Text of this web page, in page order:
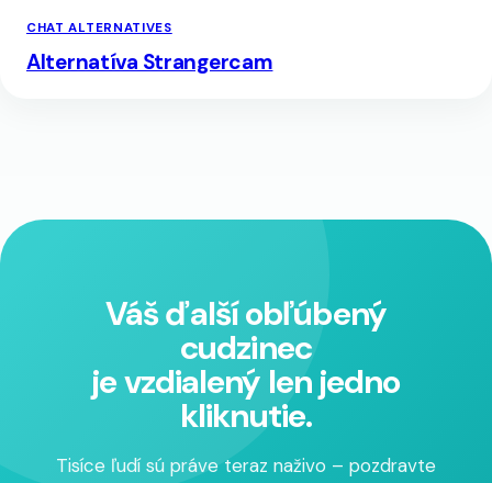
CHAT ALTERNATIVES
Alternatíva Strangercam
Váš ďalší obľúbený
cudzinec
je vzdialený len jedno
kliknutie.
Tisíce ľudí sú práve teraz naživo – pozdravte